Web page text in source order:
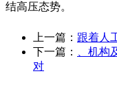
结高压态势。
上一篇： 跟着人
下一篇：
、机
对